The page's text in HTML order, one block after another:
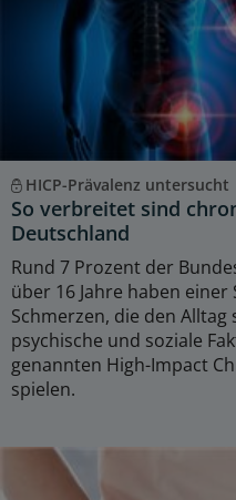
HICP-Prävalenz untersucht
So verbreitet sind
Deutschland
Rund 7 Prozent der
über 16 Jahre haben
Schmerzen, die den
psychische und soziale
genannten High-Impact
spielen.